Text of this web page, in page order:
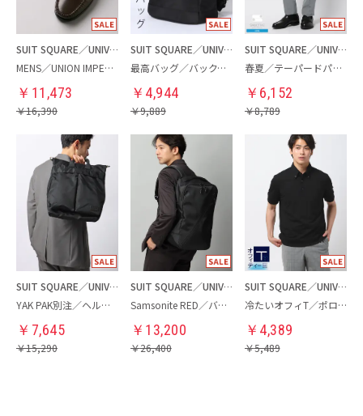
SUIT SQUARE／UNIVERSAL LANGUAGE
MENS／UNION IMPERIAL監修／コインローファー
￥ 11,473
￥16,390
SUIT SQUARE／UNIVERSAL LANGUAGE
最高バッグ／バックパック
￥ 4,944
￥9,889
SUIT SQUARE／UNIVERSAL LANGUAGE
春夏／テーパードパンツ
￥ 6,152
￥8,789
SUIT SQUARE／UNIVERSAL LANGUAGE
YAK PAK別注／ヘルメットバッグ
￥ 7,645
￥15,290
SUIT SQUARE／UNIVERSAL LANGUAGE
Samsonite RED／バックパック
￥ 13,200
￥26,400
SUIT SQUARE／UNIVERSAL LANGUAGE
冷たいオフィT／ポロシャツ
￥ 4,389
￥5,489